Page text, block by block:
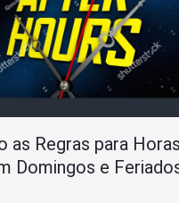
as Regras para Horas
Domingos e